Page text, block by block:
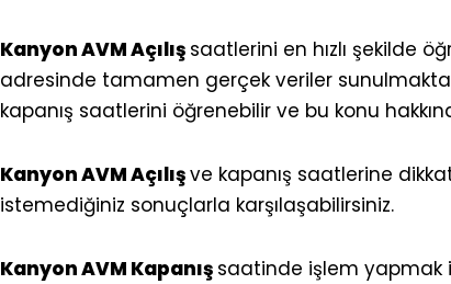
Kanyon AVM Açılış saatlerini en hızlı şekilde
adresinde tamamen gerçek veriler
kapanış saatlerini öğrenebilir ve bu konu
Kanyon AVM Açılışve kapanış saatlerine
istemediğiniz sonuçlarla karşılaşabilirsiniz.
Kanyon AVM Kapanış saatinde işlem yapmak